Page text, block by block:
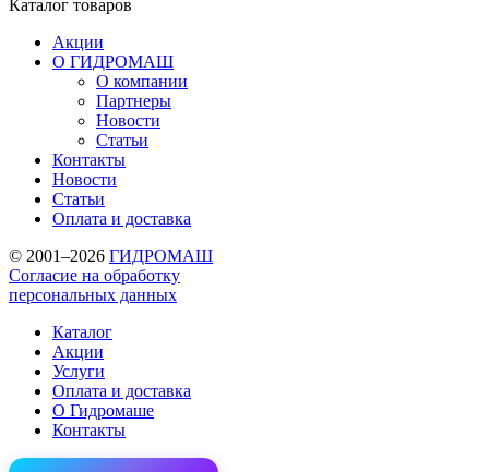
Каталог товаров
Акции
О ГИДРОМАШ
О компании
Партнеры
Новости
Статьи
Контакты
Новости
Статьи
Оплата и доставка
© 2001–2026 ГИДРОМАШ
Согласие на обработку
персональных данных
Каталог
Акции
Услуги
Оплата и доставка
О Гидромаше
Контакты